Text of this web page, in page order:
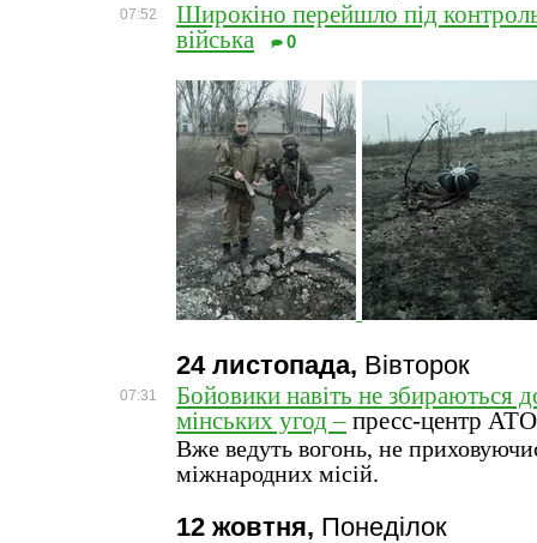
07:52
Широкіно перейшло під
війська
0
24 листопада, Вівторок
07:31
Бойовики навіть не збираються
мінських угод – пресс-центр АТО
Вже ведуть вогонь, не
міжнародних місій.
12 жовтня, Понеділок